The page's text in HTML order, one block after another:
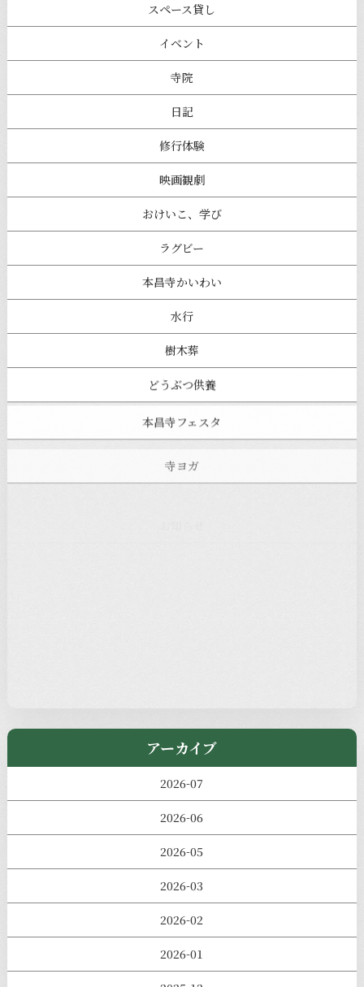
スペース貸し
イベント
寺院
日記
修行体験
映画観劇
おけいこ、学び
ラグビー
本昌寺かいわい
水行
樹木葬
どうぶつ供養
本昌寺フェスタ
寺ヨガ
お知らせ
アーカイブ
2026-07
2026-06
2026-05
2026-03
2026-02
2026-01